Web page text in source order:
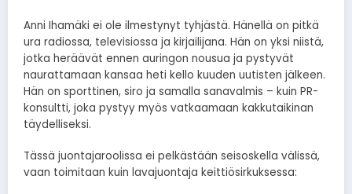
Anni Ihamäki ei ole ilmestynyt tyhjästä. Hänellä on pitkä
ura radiossa, televisiossa ja kirjailijana. Hän on yksi niistä,
jotka heräävät ennen auringon nousua ja pystyvät
naurattamaan kansaa heti kello kuuden uutisten jälkeen.
Hän on sporttinen, siro ja samalla sanavalmis – kuin PR-
konsultti, joka pystyy myös vatkaamaan kakkutaikinan
täydelliseksi.
Tässä juontajaroolissa ei pelkästään seisoskella välissä,
vaan toimitaan kuin lavajuontaja keittiösirkuksessa: